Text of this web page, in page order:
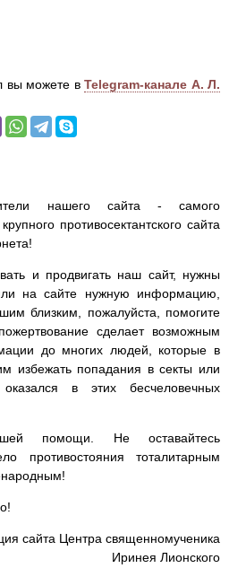
вы можете в Telegram-канале А. Л.
нашего сайта - самого
противосектантского сайта
и продвигать наш сайт, нужны
на сайте нужную информацию,
близким, пожалуйста, помогите
сделает возможным
до многих людей, которые в
избежать попадания в секты или
в этих бесчеловечных
помощи. Не оставайтесь
противостояния тоталитарным
сайта Центра священномученика
Иринея Лионского